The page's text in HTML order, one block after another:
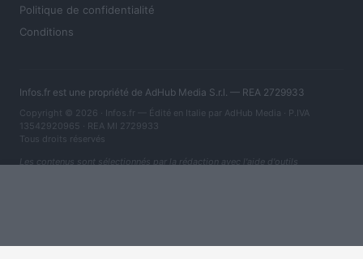
Politique de confidentialité
Conditions
Infos.fr est une propriété de AdHub Media S.r.l. — REA 2729933
Copyright © 2026 · Infos.fr — Édité en Italie par AdHub Media · P.IVA
13542920965 · REA MI 2729933
Tous droits réservés
Les contenus sont sélectionnés par la rédaction avec l'aide d'outils